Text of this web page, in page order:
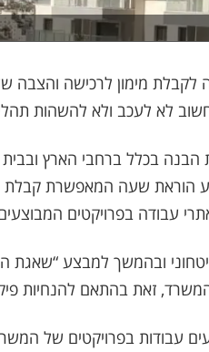
לקבלת מימון לרכישה והצבה
לא לעכב ולא להשהות
בכלל ברחבי הארץ
עבודה בפרויקטים
ובהמשך למבצע “שאגת
זאת בהתאם להנחיות